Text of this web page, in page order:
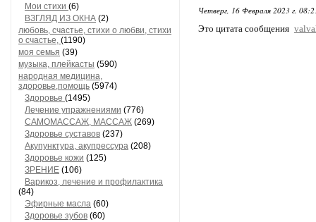
Мои стихи (6)
ВЗГЛЯД ИЗ ОКНА (2)
любовь, счастье, стихи о любви, стихи
о счастье, (1190)
моя семья (39)
музыка, плейкасты (590)
народная медицина,
здоровье,помощь (5974)
Здоровье (1495)
Лечение упражнениями (776)
САМОМАССАЖ, МАССАЖ (269)
Здоровье суставов (237)
Акупунктура, акупрессура (208)
Здоровье кожи (125)
ЗРЕНИЕ (106)
Варикоз, лечение и профилактика
(84)
Эфирные масла (60)
Здоровье зубов (60)
Четверг, 16 Февраля 2023 г.
Это цитата сообщения